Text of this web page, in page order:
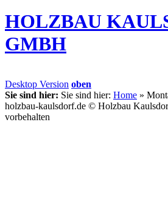
HOLZBAU
GMBH
Desktop Version oben
Sie sind hier: Sie sind hier: Home »
holzbau-kaulsdorf.de © Holzbau
vorbehalten